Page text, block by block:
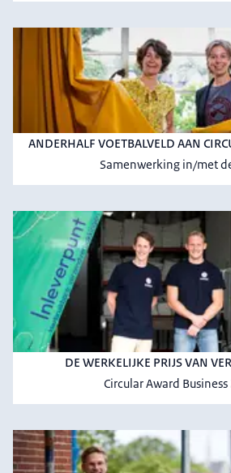
ANDERHALF VOETBALVELD AAN
Samenwerking in/met
DE WERKELIJKE PRIJS VAN
Circular Award